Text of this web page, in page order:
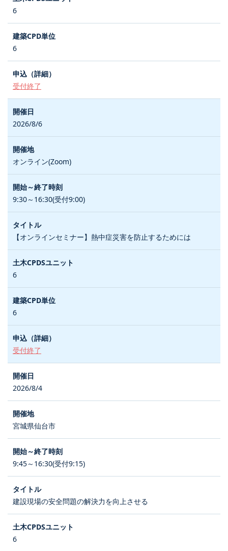
6
6
受付終了
2026/8/6
オンライン(Zoom)
9:30～16:30(受付9:00)
【オンラインセミナー】熱中症災害を防止するためには
6
6
受付終了
2026/8/4
宮城県仙台市
9:45～16:30(受付9:15)
建設現場の安全問題の解決力を向上させる
6